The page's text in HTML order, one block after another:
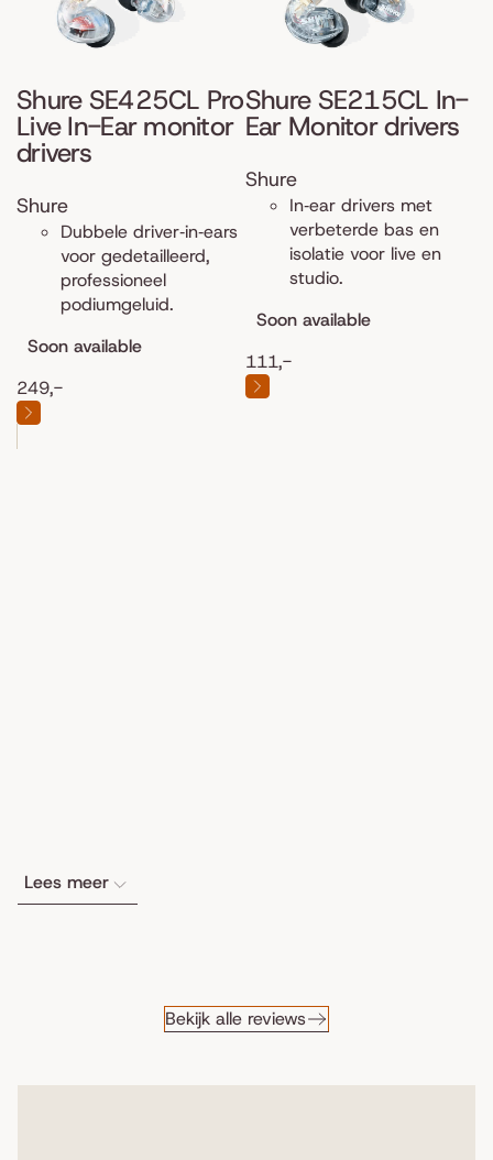
Shure SE425CL Pro
Live In-Ear monitor
drivers
Shure
Dubbele driver‑in‑ears
voor gedetailleerd,
professioneel
podiumgeluid.
Soon available
249,-
Shure SE215CL In-
Ear Monitor drivers
Shure
In‑ear drivers met
verbeterde bas en
isolatie voor live en
studio.
Soon available
111,-
Lees meer
Bekijk alle reviews